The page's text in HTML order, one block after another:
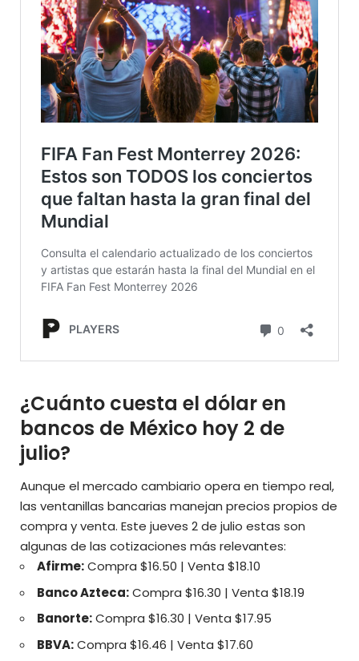
¿Cuánto cuesta el dólar en
bancos de México hoy 2 de
julio?
Aunque el mercado cambiario opera en tiempo real,
las ventanillas bancarias manejan precios propios de
compra y venta. Este jueves 2 de julio estas son
algunas de las cotizaciones más relevantes:
Afirme:Compra $16.50 | Venta $18.10
Banco Azteca:Compra $16.30 | Venta $18.19
Banorte:Compra $16.30 | Venta $17.95
BBVA:Compra $16.46 | Venta $17.60